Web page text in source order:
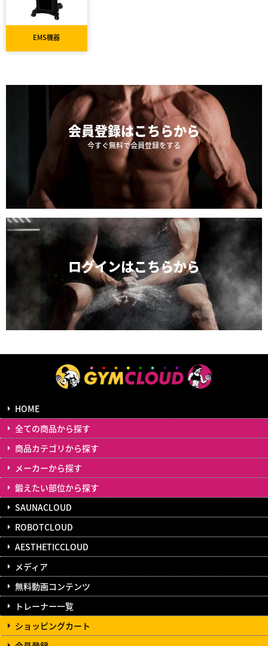
EMS機器
会員登録はこちらから
今すぐ無料で会員登録をする
ログインはこちらから
HOME
全ての商品から探す
商品カテゴリから探す
メーカーから探す
鍛えたい部位から探す
SAUNACLOUD
ROBOTCLOUD
AESTHETICCLOUD
メディア
無料動画コンテンツ
トレーナー一覧
ショッピングカート